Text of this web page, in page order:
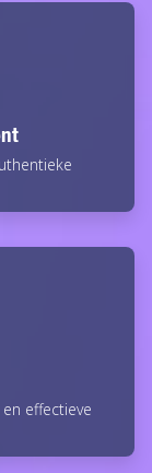
effectieve